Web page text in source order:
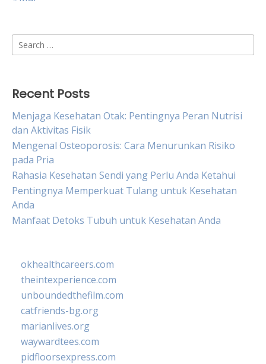
Search
for:
Recent Posts
Menjaga Kesehatan Otak: Pentingnya Peran Nutrisi
dan Aktivitas Fisik
Mengenal Osteoporosis: Cara Menurunkan Risiko
pada Pria
Rahasia Kesehatan Sendi yang Perlu Anda Ketahui
Pentingnya Memperkuat Tulang untuk Kesehatan
Anda
Manfaat Detoks Tubuh untuk Kesehatan Anda
okhealthcareers.com
theintexperience.com
unboundedthefilm.com
catfriends-bg.org
marianlives.org
waywardtees.com
pidfloorsexpress.com